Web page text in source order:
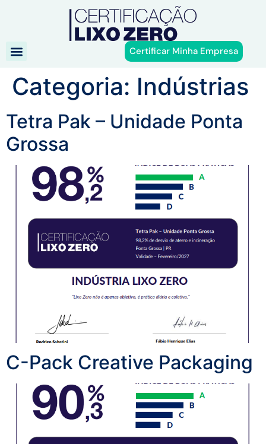
Certificar Minha Empresa
Categoria: Indústrias
Tetra Pak – Unidade Ponta
Grossa
C-Pack Creative Packaging